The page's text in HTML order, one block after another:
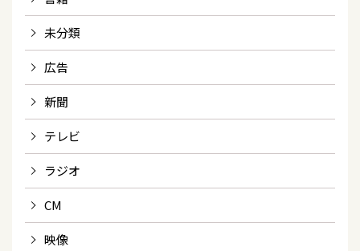
未分類
広告
新聞
テレビ
ラジオ
CM
映像